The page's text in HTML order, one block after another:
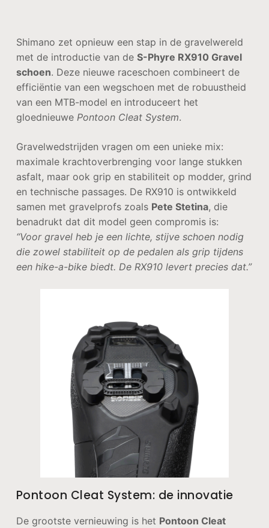
Shimano zet opnieuw een stap in de gravelwereld
met de introductie van de S-Phyre RX910 Gravel
schoen. Deze nieuwe raceschoen combineert de
efficiëntie van een wegschoen met de robuustheid
van een MTB-model en introduceert het
gloednieuwe Pontoon Cleat System.
Gravelwedstrijden vragen om een unieke mix:
maximale krachtoverbrenging voor lange stukken
asfalt, maar ook grip en stabiliteit op modder, grind
en technische passages. De RX910 is ontwikkeld
samen met gravelprofs zoals Pete Stetina, die
benadrukt dat dit model geen compromis is:
“Voor gravel heb je een lichte, stijve schoen nodig
die zowel stabiliteit op de pedalen als grip tijdens
een hike-a-bike biedt. De RX910 levert precies dat.”
Pontoon Cleat System: de innovatie
De grootste vernieuwing is het Pontoon Cleat